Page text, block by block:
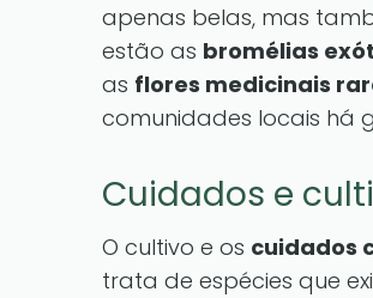
apenas belas, mas
estão as bromélias
as flores medicinais
comunidades locais há
Cuidados e
O cultivo e os cuidados
trata de espécies que